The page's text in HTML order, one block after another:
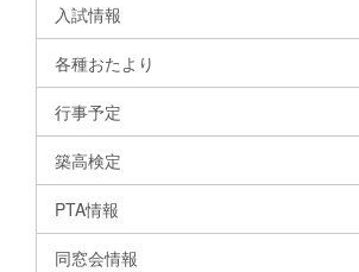
入試情報
各種おたより
行事予定
築高検定
PTA情報
同窓会情報